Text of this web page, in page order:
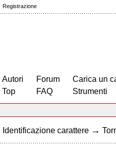
Registrazione
Autori
Top
Forum
FAQ
Carica un
Strumenti
Identificazione carattere →